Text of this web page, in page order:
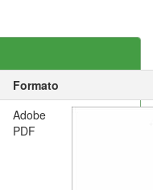
Formato
Adobe
PDF